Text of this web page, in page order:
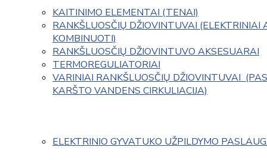
KAITINIMO ELEMENTAI (TENAI)
RANKŠLUOSČIŲ DŽIOVINTUVAI (ELEKTRINIAI
KOMBINUOTI)
RANKŠLUOSČIŲ DŽIOVINTUVO AKSESUARAI
TERMOREGULIATORIAI
VARINIAI RANKŠLUOSČIŲ DŽIOVINTUVAI
KARŠTO VANDENS CIRKULIACIJA)
ELEKTRINIO GYVATUKO UŽPILDYMO